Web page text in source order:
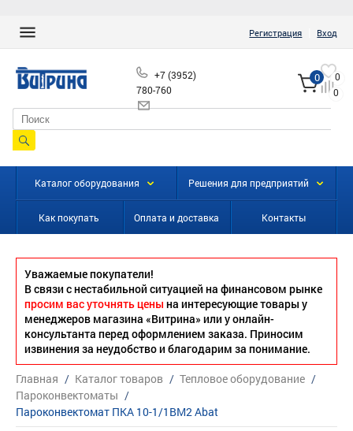
Регистрация Вход
+7 (3952)
780-760
0
0
0
Каталог оборудования Решения для предприятий
Как покупать Оплата и доставка Контакты
Уважаемые покупатели!
В связи с нестабильной ситуацией на финансовом рынке
просим вас уточнять цены на интересующие товары у
менеджеров магазина «Витрина» или у онлайн-
консультанта перед оформлением заказа. Приносим
извинения за неудобство и благодарим за понимание.
Главная / Каталог товаров / Тепловое оборудование /
Пароконвектоматы /
Пароконвектомат ПКА 10-1/1ВМ2 Abat